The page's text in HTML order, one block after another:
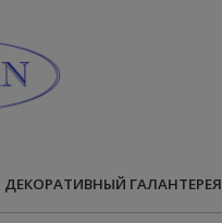
ДЕКОРАТИВНЫЙ ГАЛАНТЕРЕЯ